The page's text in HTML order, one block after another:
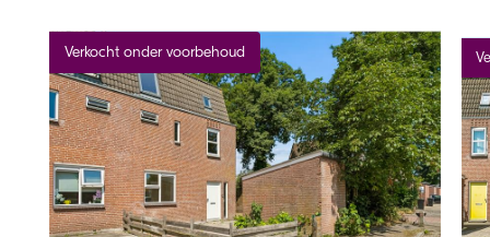
Verkocht onder voorbehoud